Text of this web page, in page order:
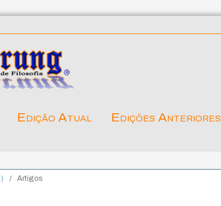
Edição Atual Edições Anteriores
/ Artigos